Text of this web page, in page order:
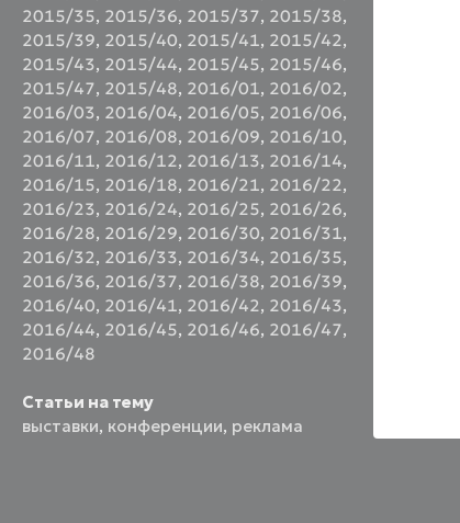
2015/35, 2015/36, 2015/37, 2015/38,
2015/39, 2015/40, 2015/41, 2015/42,
2015/43, 2015/44, 2015/45, 2015/46,
2015/47, 2015/48, 2016/01, 2016/02,
2016/03, 2016/04, 2016/05, 2016/06,
2016/07, 2016/08, 2016/09, 2016/10,
2016/11, 2016/12, 2016/13, 2016/14,
2016/15, 2016/18, 2016/21, 2016/22,
2016/23, 2016/24, 2016/25, 2016/26,
2016/28, 2016/29, 2016/30, 2016/31,
2016/32, 2016/33, 2016/34, 2016/35,
2016/36, 2016/37, 2016/38, 2016/39,
2016/40, 2016/41, 2016/42, 2016/43,
2016/44, 2016/45, 2016/46, 2016/47,
2016/48
Статьи на тему
выставки, конференции, реклама